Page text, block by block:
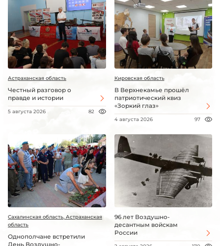
Астраханская область
Честный разговор о
правде и истории
5 августа 2026 82
Кировская область
В Верхнекамье прошёл
патриотический квиз
«Зоркий глаз»
4 августа 2026 97
Сахалинская область, Астраханская
область
Однополчане встретили
День Воздушно-
96 лет Воздушно-
десантным войскам
России